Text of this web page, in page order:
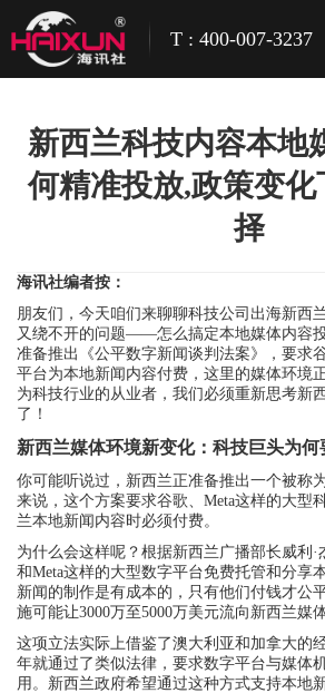
T : 400-007-3237
新西兰科技内容本地
何精准投放,政策变
择
海讯社编者按：
朋友们，今天咱们来聊聊科技公司出海新西
又绕不开的问题——怎么搞定本地媒体内容
准备推出《公平数字新闻谈判法案》，要求
平台为本地新闻内容付费，这里的媒体环境
为科技行业的从业者，我们必须重新思考新
了！
新西兰媒体环境新变化：科技巨头为何
你可能听说过，新西兰正准备推出一个被称
来说，这个方案要求谷歌、Meta这样的大型
兰本地新闻内容时必须付费。
为什么会这样呢？根据新西兰广播部长威利·
和Meta这样的大型数字平台免费托管和分享
新闻的制作是有成本的，只有他们付钱才公
施可能让3000万至5000万美元流向新西兰媒
这项立法实际上借鉴了澳大利亚和加拿大的
年就通过了类似法律，要求数字平台与媒体
用。新西兰政府希望通过这种方式支持本地